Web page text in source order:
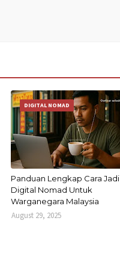
DIGITAL NOMAD
Panduan Lengkap Cara Jadi
Digital Nomad Untuk
Warganegara Malaysia
August 29, 2025